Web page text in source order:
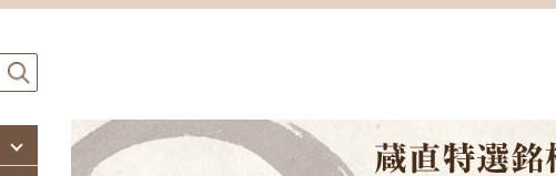
新酒2025（R7）BY
お燗酒
浦霞（宮城）
〆張鶴（新潟）
越乃寒梅（新潟）